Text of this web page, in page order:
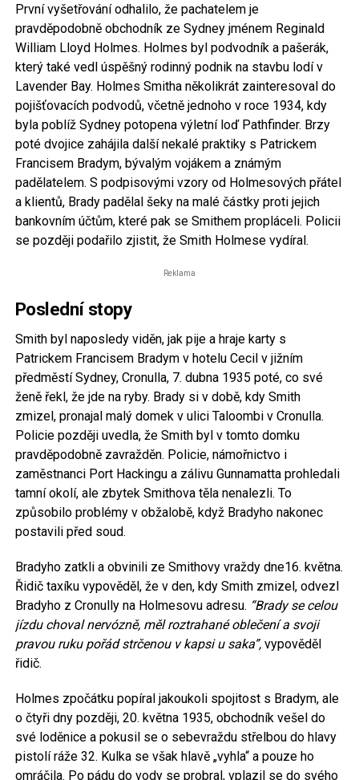
První vyšetřování odhalilo, že pachatelem je
pravděpodobně obchodník ze Sydney jménem Reginald
William Lloyd Holmes. Holmes byl podvodník a pašerák,
který také vedl úspěšný rodinný podnik na stavbu lodí v
Lavender Bay. Holmes Smitha několikrát zainteresoval do
pojišťovacích podvodů, včetně jednoho v roce 1934, kdy
byla poblíž Sydney potopena výletní loď Pathfinder. Brzy
poté dvojice zahájila další nekalé praktiky s Patrickem
Francisem Bradym, bývalým vojákem a známým
padělatelem. S podpisovými vzory od Holmesových přátel
a klientů, Brady padělal šeky na malé částky proti jejich
bankovním účtům, které pak se Smithem propláceli. Policii
se později podařilo zjistit, že Smith Holmese vydíral.
Reklama
Poslední stopy
Smith byl naposledy viděn, jak pije a hraje karty s
Patrickem Francisem Bradym v hotelu Cecil v jižním
předměstí Sydney, Cronulla, 7. dubna 1935 poté, co své
ženě řekl, že jde na ryby. Brady si v době, kdy Smith
zmizel, pronajal malý domek v ulici Taloombi v Cronulla.
Policie později uvedla, že Smith byl v tomto domku
pravděpodobně zavražděn. Policie, námořnictvo i
zaměstnanci Port Hackingu a zálivu Gunnamatta prohledali
tamní okolí, ale zbytek Smithova těla nenalezli. To
způsobilo problémy v obžalobě, když Bradyho nakonec
postavili před soud.
Bradyho zatkli a obvinili ze Smithovy vraždy dne16. května.
Řidič taxíku vypověděl, že v den, kdy Smith zmizel, odvezl
Bradyho z Cronully na Holmesovu adresu. “Brady se celou
jízdu choval nervózně, měl roztrahané oblečení a svoji
pravou ruku pořád strčenou v kapsi u saka”,vypověděl
řidič.
Holmes zpočátku popíral jakoukoli spojitost s Bradym, ale
o čtyři dny později, 20. května 1935, obchodník vešel do
své loděnice a pokusil se o sebevraždu střelbou do hlavy
pistolí ráže 32. Kulka se však hlavě „vyhla“ a pouze ho
omráčila. Po pádu do vody se probral, vplazil se do svého